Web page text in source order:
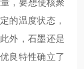
，要想使核聚
的温度状态，
外，石墨还是
良特性确立了